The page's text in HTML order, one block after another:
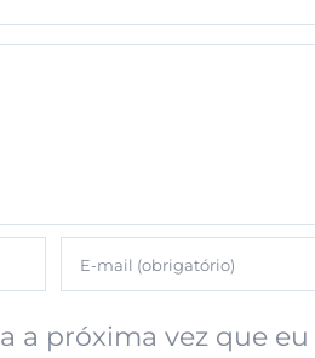
a próxima vez que